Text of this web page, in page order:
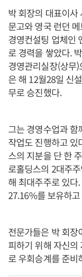
박 회장의 대표이사
문고와 영국 런던
경영컨설팅 업체인
로 경력을 쌓았다.
경영관리실장(상무
은 해 12월28일 신
무로 승진했다.
그는 경영수업과 함
작업도 진행하고 있
스의 지분을 단 한
로홀딩스의 2대주
해 최대주주로 있다
27.16%를 보유하
전문가들은 박 회
피하기 위해 자신
로 우회승계를 준비